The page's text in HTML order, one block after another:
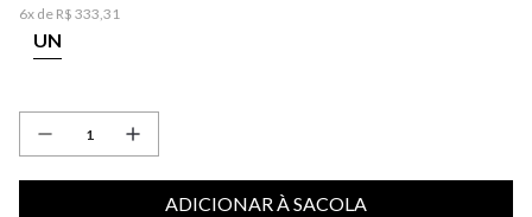
6x de R$ 333,31
UN
ADICIONAR À SACOLA